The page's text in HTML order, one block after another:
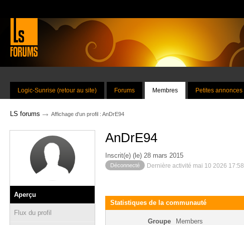
Logic-Sunrise (retour au site) Forums Membres Petites annonces
LS forums → Affichage d'un profil : AnDrE94
Aperçu
Flux du profil
AnDrE94
Inscrit(e) (le) 28 mars 2015
Déconnecté Dernière activité mai 10 2026 17:58
Statistiques de la communauté
Groupe Members